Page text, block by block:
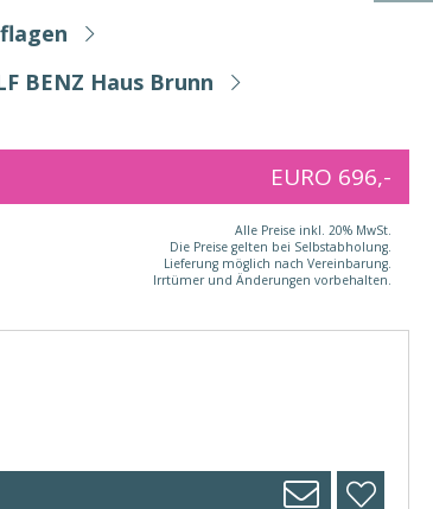
BENZ Haus Brunn
EURO 696,-
Alle Preise inkl. 20% MwSt.
Die Preise gelten bei Selbstabholung.
Lieferung möglich nach Vereinbarung.
Irrtümer und Änderungen vorbehalten.